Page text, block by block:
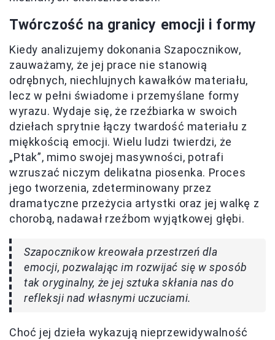
Twórczość na granicy emocji i formy
Kiedy analizujemy dokonania Szapocznikow,
zauważamy, że jej prace nie stanowią
odrębnych, niechlujnych kawałków materiału,
lecz w pełni świadome i przemyślane formy
wyrazu. Wydaje się, że rzeźbiarka w swoich
dziełach sprytnie łączy twardość materiału z
miękkością emocji. Wielu ludzi twierdzi, że
„Ptak”, mimo swojej masywności, potrafi
wzruszać niczym delikatna piosenka. Proces
jego tworzenia, zdeterminowany przez
dramatyczne przeżycia artystki oraz jej walkę z
chorobą, nadawał rzeźbom wyjątkowej głębi.
Szapocznikow kreowała przestrzeń dla
emocji, pozwalając im rozwijać się w sposób
tak oryginalny, że jej sztuka skłania nas do
refleksji nad własnymi uczuciami.
Choć jej dzieła wykazują nieprzewidywalność